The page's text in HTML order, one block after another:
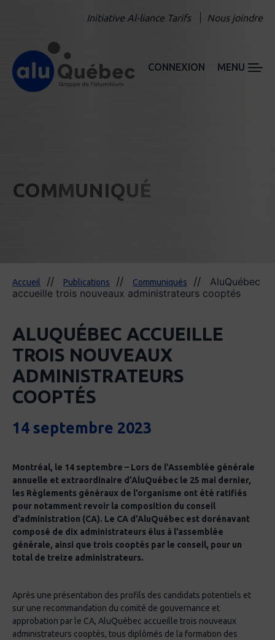
Initiative Al-liance Tarifs Nous joindre
CONNEXION MENU
COMMUNIQUÉ
Accueil Publications Communiqués
AluQuébec
accueille trois nouveaux administrateurs cooptés
ALUQUÉBEC ACCUEILLE
TROIS NOUVEAUX
ADMINISTRATEURS
COOPTÉS
14 septembre 2023
Montréal, le 14 septembre – Lors de l’Assemblée générale
annuelle et extraordinaire d’AluQuébec le 25 mai dernier,
les Règlements généraux de l’organisme ont été ratifiés
pour notamment revoir la composition du conseil
d’administration (CA). Le CA d’AluQuébec est dorénavant
composé de dix administrateurs élus à l’assemblée
générale, ainsi que trois cooptés par le conseil, pour un
total de treize administrateurs.
Après une présentation des profils des candidats potentiels et
sur une recommandation du comité de gouvernance et
approbation par le CA, AluQuébec accueille trois nouveaux
administrateurs cooptés, tous diplômés de la formation des